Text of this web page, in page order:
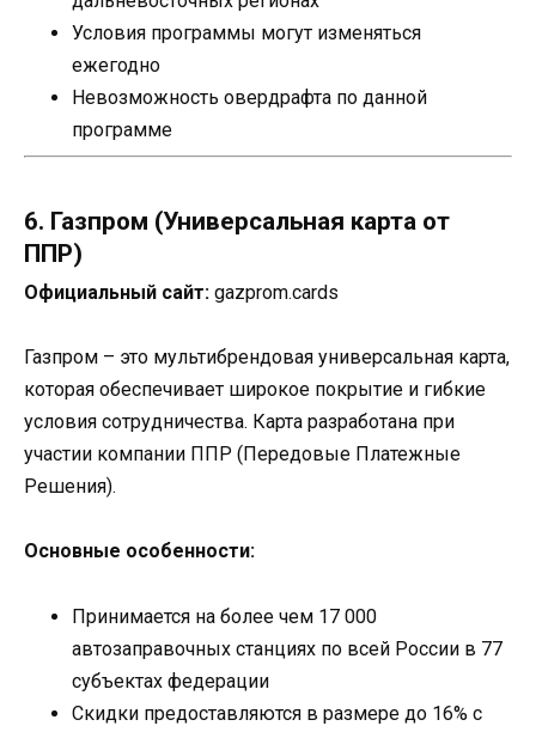
Условия программы могут изменяться
ежегодно
Невозможность овердрафта по данной
программе
6. Газпром (Универсальная карта от
ППР)
Официальный сайт: gazprom.cards
Газпром – это мультибрендовая универсальная карта,
которая обеспечивает широкое покрытие и гибкие
условия сотрудничества. Карта разработана при
участии компании ППР (Передовые Платежные
Решения).
Основные особенности:
Принимается на более чем 17 000
автозаправочных станциях по всей России в 77
субъектах федерации
Скидки предоставляются в размере до 16% с